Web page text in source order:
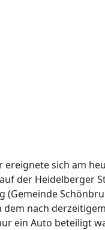
ereignete sich am
der Heidelberger
(Gemeinde
dem nach derzeitigem
ein Auto beteiligt